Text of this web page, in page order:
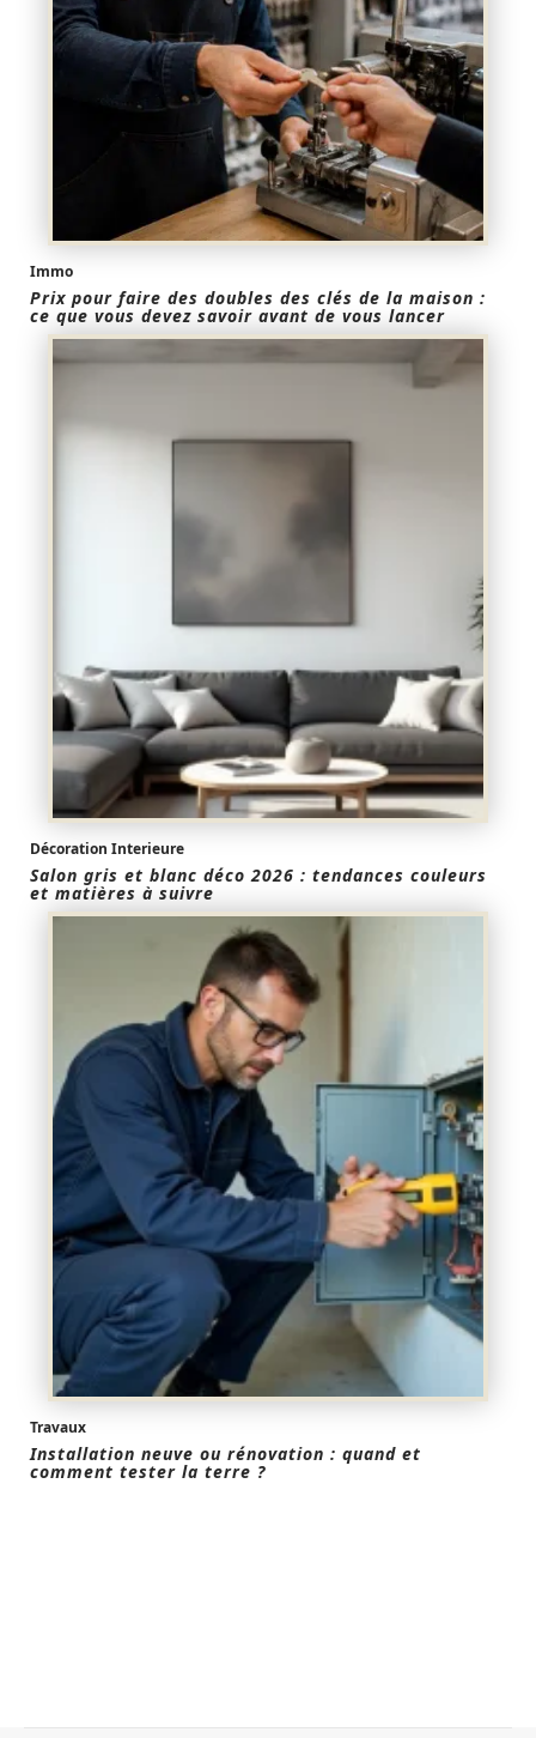
Immo
Prix pour faire des doubles des clés de la maison :
ce que vous devez savoir avant de vous lancer
Décoration Interieure
Salon gris et blanc déco 2026 : tendances couleurs
et matières à suivre
Travaux
Installation neuve ou rénovation : quand et
comment tester la terre ?